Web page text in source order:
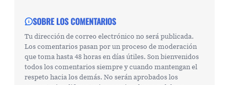
SOBRE LOS COMENTARIOS
Tu dirección de correo electrónico no será publicada.
Los comentarios pasan por un proceso de moderación
que toma hasta 48 horas en días útiles. Son bienvenidos
todos los comentarios siempre y cuando mantengan el
respeto hacia los demás. No serán aprobados los